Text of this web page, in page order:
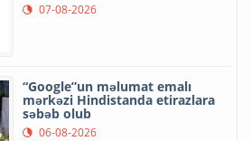
07-08-2026
“Google”un məlumat emalı
mərkəzi Hindistanda etirazlara
səbəb olub
06-08-2026